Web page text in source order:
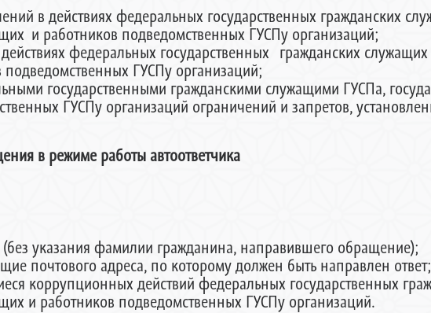
в действиях федеральных государственных гражданских
и работников подведомственных ГУСПу организаций;
федеральных государственных гражданских
ГУСПу организаций;
государственными гражданскими служащими ГУСПа,
ГУСПу организаций ограничений и запретов,
в режиме работы автоответчика
указания фамилии гражданина, направившего обращение);
почтового адреса, по которому должен быть направлен ответ;
коррупционных действий федеральных государственных
и работников подведомственных ГУСПу организаций.